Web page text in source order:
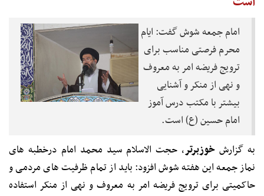
امام جمعه شوش گفت: ایام
محرم فرصتی مناسب برای
ترویج فریضه امر به معروف
و نهی از منکر و آشنایی
بیشتر با مکتب درس آموز
امام حسین (ع) است.
به گزارش خوزبرتر، حجت الاسلام سید محمد امام درخطبه های
نماز جمعه این هفته شوش افزود: باید از تمام ظرفیت های مردمی و
حاکمیتی برای ترویج فریضه امر به معروف و نهی از منکر استفاده